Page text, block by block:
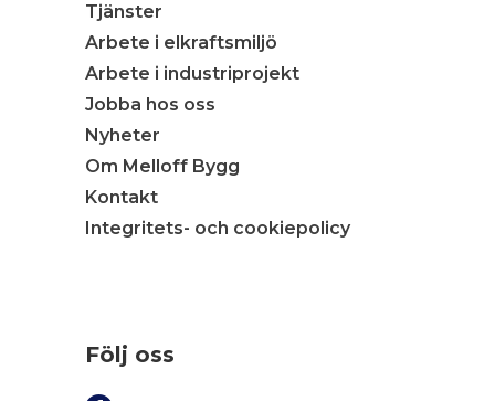
Tjänster
Arbete i elkraftsmiljö
Arbete i industriprojekt
Jobba hos oss
Nyheter
Om Melloff Bygg
Kontakt
Integritets- och cookiepolicy
Följ oss